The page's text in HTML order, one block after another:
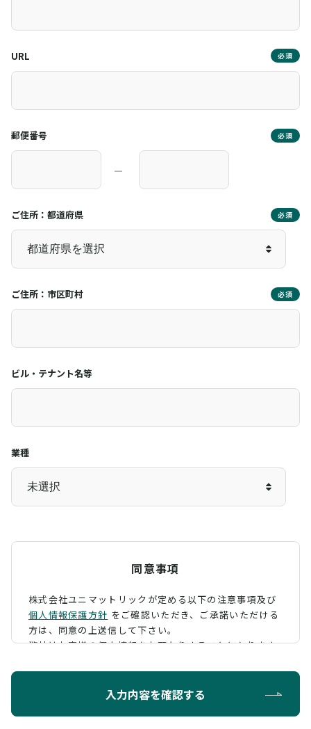
URL 必須
郵便番号 必須
―
ご住所：都道府県 必須
ご住所：市区町村 必須
ビル・テナント名等
業種
同意事項
株式会社ユニマットリックが定める以下の注意事項及び
個人情報保護方針 をご確認いただき、 ご承諾いただける
方は、同意の上送信して下さい。
弊社はお客様の個人情報をお預かりすることになります
ように定め、保護に努めております。
入力内容を確認する